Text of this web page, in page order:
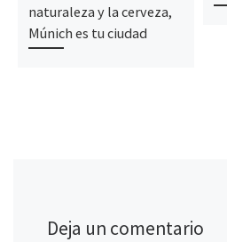
naturaleza y la cerveza,
Múnich es tu ciudad
Deja un comentario